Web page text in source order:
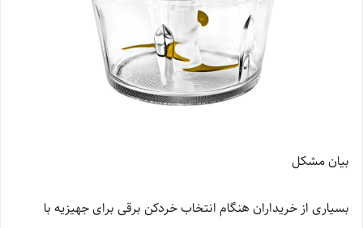
بیان مشکل
بسیاری از خریداران هنگام انتخاب خردکن برقی برای جهیزیه با